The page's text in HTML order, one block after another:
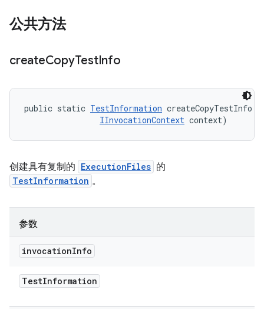
公共方法
createCopyTestInfo
public static TestInformation createCopyTestInfo (
IInvocationContext context)
创建具有复制的 ExecutionFiles 的
TestInformation 。
参数
invocationInfo
TestInformation